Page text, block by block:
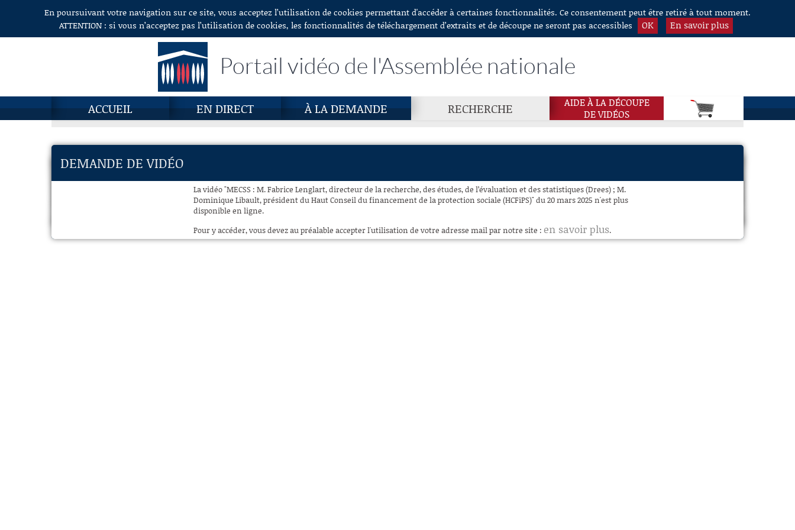
Aller au contenuEn poursuivant votre navigation sur ce site, vous acceptez l’utilisation de cookies permettant d'accéder à certaines fonctionnalités. Ce consentement peut être retiré à tout moment.
ATTENTION : si vous n’acceptez pas l’utilisation de cookies, les fonctionnalités de téléchargement d’extraits et de découpe ne seront pas accessibles
OK En savoir plus
Portail vidéo de l'Assemblée nationale
ACCUEIL EN DIRECT À LA DEMANDE RECHERCHE
AIDE À LA DÉCOUPE
DE VIDÉOS
DEMANDE DE VIDÉO
La vidéo "MECSS : M. Fabrice Lenglart, directeur de la recherche, des études, de l’évaluation et des statistiques (Drees) ; M.
Dominique Libault, président du Haut Conseil du financement de la protection sociale (HCFiPS)" du 20 mars 2025 n'est plus
disponible en ligne.
Pour y accéder, vous devez au préalable accepter l'utilisation de votre adresse mail par notre site : en savoir plus.